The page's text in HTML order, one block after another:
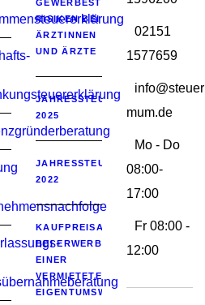
GEWERBESTEUERLICHE
RISIKEN BEI
ÄRZTINNEN
UND ÄRZTE
JAHRESSTEUERGESETZ
2025
JAHRESSTEUERGESETZ
2022
KAUFPREISAUFTEILUNG
BEI ERWERB
EINER
VERMIETETEN
EIGENTUMSWOHNUNG
02151
1577659
mum.de
Mo - Do
08:00-
17:00
Fr 08:00 -
12:00